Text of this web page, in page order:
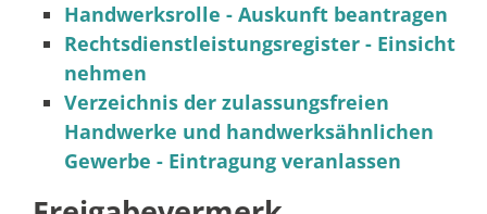
Handwerksrolle - Auskunft beantragen
Rechtsdienstleistungsregister - Einsicht
nehmen
Verzeichnis der zulassungsfreien
Handwerke und handwerksähnlichen
Gewerbe - Eintragung veranlassen